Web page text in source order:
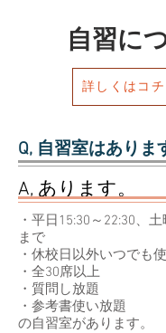
自習に
詳しくはコチ
Q, 自習室はありま
A, あります。
・平日15:30～22:30、
まで
・休校日以外いつでも
・全30席以上
・質問し放題
・参考書使い放題
の自習室があります。